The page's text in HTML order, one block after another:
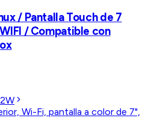
/ Pantalla Touch de 7
/ Compatible con